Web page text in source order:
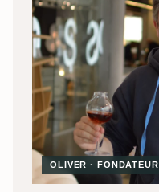
OLIVER · FONDATEUR